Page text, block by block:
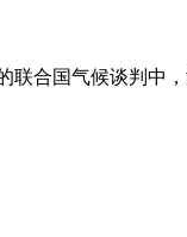
合国气候谈判中